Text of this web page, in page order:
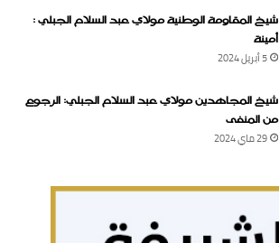
شيخ المقاومة الوطنية مولاي عبد السلام الجبلي :
أمينة
5 أبريل 2024
شيخ المجاهدين مولاي عبد السلام الجبلي: الرجوع
من المنفى
29 ماي 2024